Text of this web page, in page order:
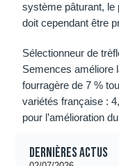
système pâturant, le
doit cependant être
Sélectionneur de
Semences améliore
fourragère de 7 %
variétés française :
pour l’amélioration
Dernières actus